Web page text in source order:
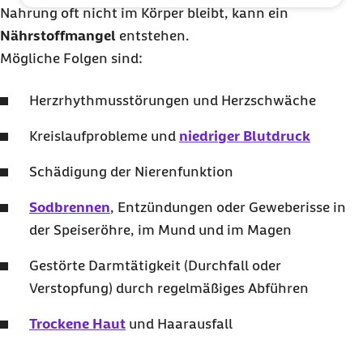
Nahrung oft nicht im Körper bleibt, kann ein
Nährstoffmangel entstehen.
Mögliche Folgen sind:
Herzrhythmusstörungen und Herzschwäche
Kreislaufprobleme und niedriger Blutdruck
Schädigung der Nierenfunktion
Sodbrennen, Entzündungen oder Geweberisse in
der Speiseröhre, im Mund und im Magen
Gestörte Darmtätigkeit (Durchfall oder
Verstopfung) durch regelmäßiges Abführen
Trockene Haut und Haarausfall